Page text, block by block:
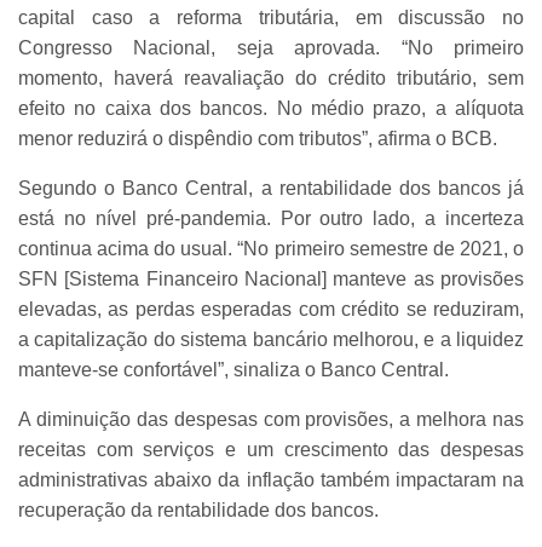
capital caso a reforma tributária, em discussão no
Congresso Nacional, seja aprovada. “No primeiro
momento, haverá reavaliação do crédito tributário, sem
efeito no caixa dos bancos. No médio prazo, a alíquota
menor reduzirá o dispêndio com tributos”, afirma o BCB.
Segundo o Banco Central, a rentabilidade dos bancos já
está no nível pré-pandemia. Por outro lado, a incerteza
continua acima do usual. “No primeiro semestre de 2021, o
SFN [Sistema Financeiro Nacional] manteve as provisões
elevadas, as perdas esperadas com crédito se reduziram,
a capitalização do sistema bancário melhorou, e a liquidez
manteve-se confortável”, sinaliza o Banco Central.
A diminuição das despesas com provisões, a melhora nas
receitas com serviços e um crescimento das despesas
administrativas abaixo da inflação também impactaram na
recuperação da rentabilidade dos bancos.